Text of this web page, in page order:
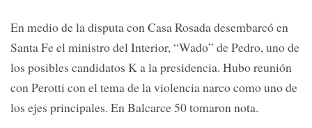
En medio de la disputa con Casa Rosada desembarcó en
Santa Fe el ministro del Interior, “Wado” de Pedro, uno de
los posibles candidatos K a la presidencia. Hubo reunión
con Perotti con el tema de la violencia narco como uno de
los ejes principales. En Balcarce 50 tomaron nota.